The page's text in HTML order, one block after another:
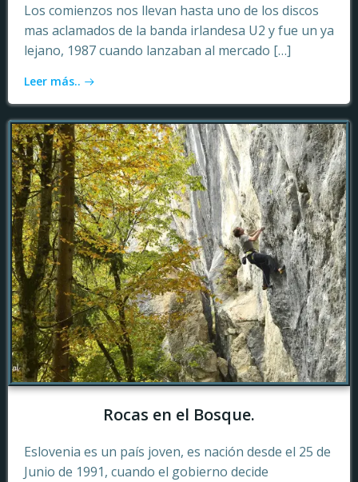
Los comienzos nos llevan hasta uno de los discos
mas aclamados de la banda irlandesa U2 y fue un ya
lejano, 1987 cuando lanzaban al mercado […]
Leer más..
Rocas en el Bosque.
Eslovenia es un país joven, es nación desde el 25 de
Junio de 1991, cuando el gobierno decide